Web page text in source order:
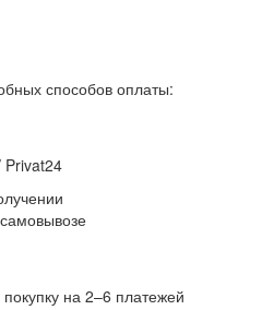
способов оплаты:
Privat24
на 2–6 платежей